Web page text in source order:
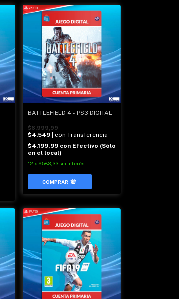
BATTLEFIELD 4 - PS3 DIGITAL
$6.999,99
$4.549
| con Transferencia
$4.199,99 con Efectivo (Sólo
en el local)
12 x $583,33 sin interés